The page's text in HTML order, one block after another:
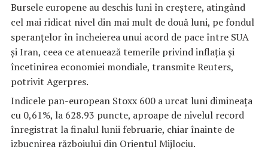
Bursele europene au deschis luni în creştere, atingând
cel mai ridicat nivel din mai mult de două luni, pe fondul
speranţelor în încheierea unui acord de pace între SUA
şi Iran, ceea ce atenuează temerile privind inflaţia şi
încetinirea economiei mondiale, transmite Reuters,
potrivit Agerpres.
Indicele pan-european Stoxx 600 a urcat luni dimineaţa
cu 0,61%, la 628.93 puncte, aproape de nivelul record
înregistrat la finalul lunii februarie, chiar înainte de
izbucnirea războiului din Orientul Mijlociu.